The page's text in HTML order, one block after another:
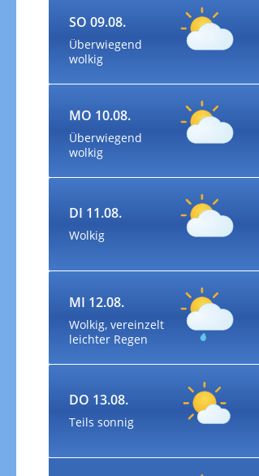
SO 09.08.
Überwiegend
wolkig
MO 10.08.
Überwiegend
wolkig
DI 11.08.
Wolkig
MI 12.08.
Wolkig, vereinzelt
leichter Regen
DO 13.08.
Teils sonnig